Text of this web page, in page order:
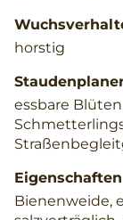
horstig
essbare
Eigenschaften
Bienenweide,